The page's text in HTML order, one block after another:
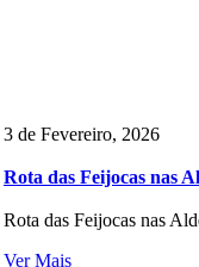
3 de Fevereiro, 2026
Rota das Feijocas nas
Rota das Feijocas nas
Ver Mais